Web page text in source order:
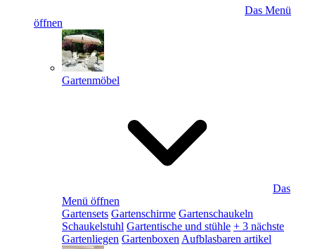
Das Menü
öffnen
Gartenmöbel
Das
Menü öffnen
Gartensets Gartenschirme Gartenschaukeln
Schaukelstuhl Gartentische und stühle + 3 nächste
Gartenliegen Gartenboxen Aufblasbaren artikel